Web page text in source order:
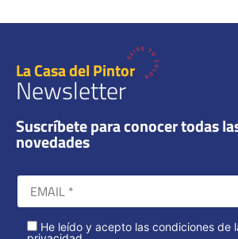
La Casa del Pintor
Newsletter
Suscríbete para conocer todas
novedades
He leído y acepto las condiciones de